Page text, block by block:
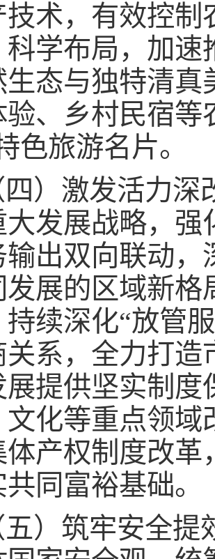
技术，有效控
科学布局，加
生态与独特清
验、乡村民宿等
色旅游名片。
四）激发活力
大发展战略，
输出双向联动
发展的区域新格
持续深化“放管
关系，全力打造
展提供坚实制
文化等重点领域
体产权制度改革
同富裕基础。
五）筑牢安全